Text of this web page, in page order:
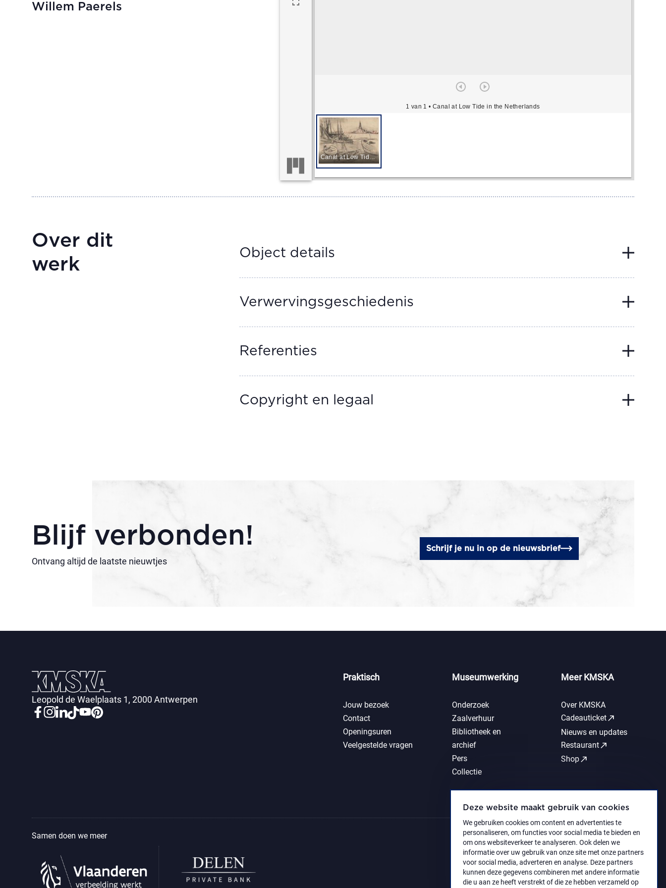
Deze website maakt gebruik van cookies
We gebruiken cookies om content en advertenties te
personaliseren, om functies voor social media te bieden en
om ons websiteverkeer te analyseren. Ook delen we
informatie over uw gebruik van onze site met onze partners
voor social media, adverteren en analyse. Deze partners
kunnen deze gegevens combineren met andere informatie
die u aan ze heeft verstrekt of die ze hebben verzameld op
Willem Paerels
1 van 1 • Canal at Low Tide in the Netherlands
Canal at Low Tide in the Netherlands
Over dit
werk
Object details
Verwervingsgeschiedenis
Referenties
Copyright en legaal
Blijf verbonden!
Ontvang altijd de laatste nieuwtjes
Schrijf je nu in op de nieuwsbrief
Leopold de Waelplaats 1, 2000 Antwerpen
Praktisch
Jouw bezoek
Contact
Openingsuren
Veelgestelde vragen
Museumwerking
Onderzoek
Zaalverhuur
Bibliotheek en
archief
Pers
Collectie
Meer KMSKA
Over KMSKA
Cadeauticketcall_made
Nieuws en updates
Restaurantcall_made
Shopcall_made
Samen doen we meer